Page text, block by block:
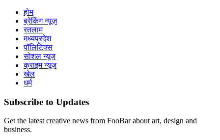
होम
ब्रेकिंग न्यूज़
रतलाम
मध्यप्रदेश
पॉलिटिक्स
सोशल न्यूज़
क्राइम न्यूज़
खेल
धर्म
Subscribe to Updates
Get the latest creative news from FooBar about art, design and
business.